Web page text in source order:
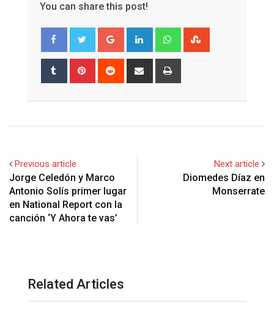
You can share this post!
Google+ LinkedIn Whatsapp
Tumblr Pinterest Reddit
Share
Previous article
Jorge Celedón y Marco
Antonio Solís primer lugar
en National Report con la
canción ‘Y Ahora te vas’
Next article
Diomedes Díaz en
Monserrate
Related Articles